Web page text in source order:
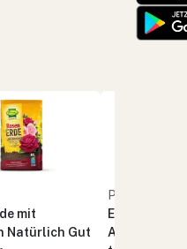
mit
Natürlich Gut
PATZER
Erde BIO für
Anzucht &